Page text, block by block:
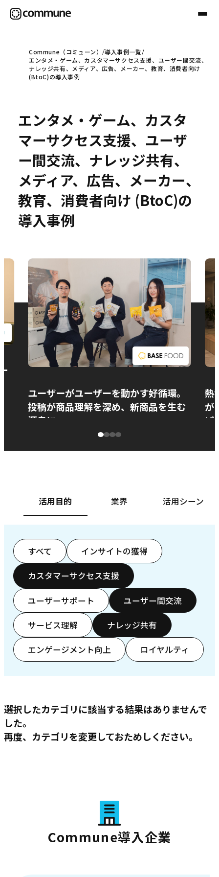
Communeについて
事例
セミナー
お役立ち情報
Commune（コミューン）
導入事例一覧
エンタメ・ゲーム、カスタマーサクセス支援、ユーザー間交流、
ナレッジ共有、メディア、広告、メーカー、教育、消費者向け
(BtoC)の導入事例
エンタメ・ゲーム、カスタ
マーサクセス支援、ユーザ
ー間交流、ナレッジ共有、
メディア、広告、メーカー、
教育、消費者向け (BtoC)の
導入事例
ユーザーがユーザーを動かす好循環。
投稿が商品理解を深め、新商品を生む
源泉に
熱
が
ぱ
活用目的 業界 活用シーン
すべて インサイトの獲得
カスタマーサクセス支援
ユーザーサポート ユーザー間交流
サービス理解 ナレッジ共有
エンゲージメント向上 ロイヤルティ
選択したカテゴリに該当する結果はありませんで
した。
再度、カテゴリを変更しておためしください。
Commune導入企業